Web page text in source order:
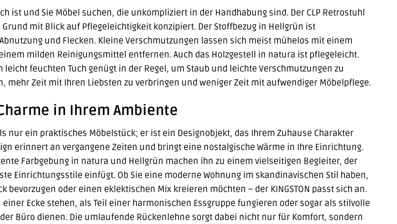
ist und Sie Möbel suchen, die unkompliziert in der Handhabung sind. Der CLP Retrostuhl
Grund mit Blick auf Pflegeleichtigkeit konzipiert. Der Stoffbezug in Hellgrün ist
und Flecken. Kleine Verschmutzungen lassen sich meist mühelos mit einem
milden Reinigungsmittel entfernen. Auch das Holzgestell in natura ist pflegeleicht.
feuchten Tuch genügt in der Regel, um Staub und leichte Verschmutzungen zu
mehr Zeit mit Ihren Liebsten zu verbringen und weniger Zeit mit aufwendiger Möbelpflege.
in Ihrem Ambiente
nur ein praktisches Möbelstück; er ist ein Designobjekt, das Ihrem Zuhause Charakter
erinnert an vergangene Zeiten und bringt eine nostalgische Wärme in Ihre Einrichtung.
Farbgebung in natura und Hellgrün machen ihn zu einem vielseitigen Begleiter, der
Einrichtungsstile einfügt. Ob Sie eine moderne Wohnung im skandinavischen Stil haben,
bevorzugen oder einen eklektischen Mix kreieren möchten – der KINGSTON passt sich an.
Ecke stehen, als Teil einer harmonischen Essgruppe fungieren oder sogar als stilvolle
Büro dienen. Die umlaufende Rückenlehne sorgt dabei nicht nur für Komfort, sondern